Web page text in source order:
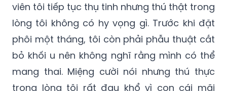
viên tôi tiếp tục thụ tinh nhưng thú thật trong
lòng tôi không có hy vọng gì. Trước khi đặt
phôi một tháng, tôi còn phải phẫu thuật cắt
bỏ khối u nên không nghĩ rằng mình có thể
mang thai. Miệng cười nói nhưng thú thực
trong lòng tôi rất đau khổ vì con cái mãi